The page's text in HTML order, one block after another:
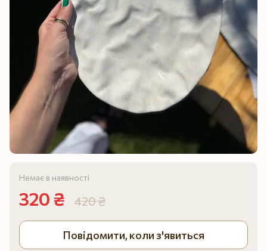
Немає в наявності
320 ₴ 420 ₴
Повідомити, коли з'явиться